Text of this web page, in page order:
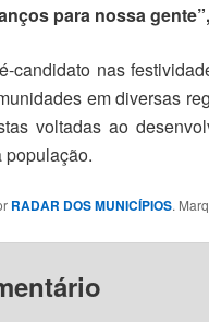
para nossa
candidato nas
em diversas
voltadas ao
população.
RADAR DOS MUNICÍPIOS.